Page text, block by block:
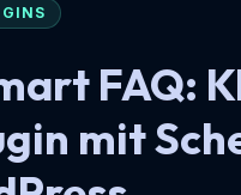
FAQ:
mit